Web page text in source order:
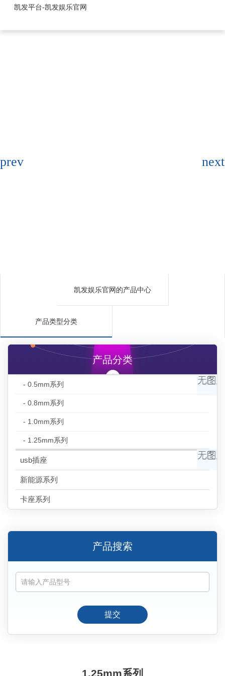
1.25mm系列-凯发平台
凯发平台-凯发娱乐官网
凯发娱乐官网的产品中心
产品类型分类
产品分类
- 0.5mm系列
- 0.8mm系列
- 1.0mm系列
- 1.25mm系列
usb插座
新能源系列
卡座系列
产品搜索
提交
1.25mm系列